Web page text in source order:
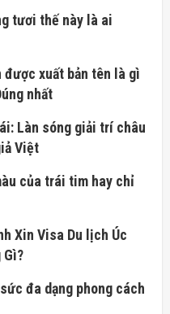
tươi thế này là ai
được xuất bản tên là gì
nhất
Làn sóng giải trí châu
Việt
của trái tim hay chỉ
Xin Visa Du lịch Úc
Gì?
đa dạng phong cách